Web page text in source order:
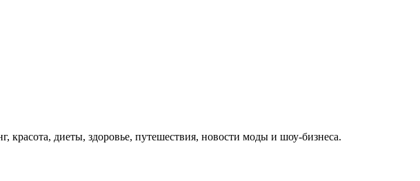
диеты, здоровье, путешествия, новости моды и шоу-бизнеса.